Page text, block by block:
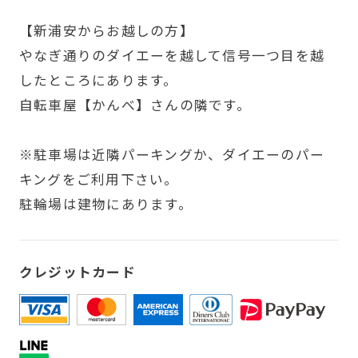
【新浦安からお越しの方】
やなぎ通りのダイエーを越して信号一つ目を越
したところにあります。
自転車屋【かんべ】さんの隣です。
※駐車場は近隣パーキングか、ダイエーのパー
キングをご利用下さい。
駐輪場は建物にあります。
クレジットカード